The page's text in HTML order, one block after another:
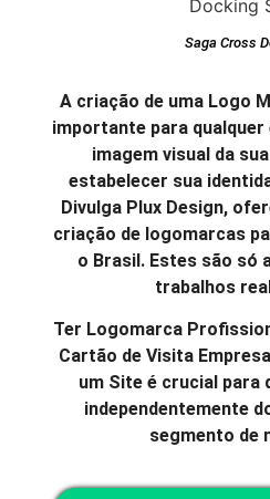
Saga Cross
A criação de uma Logo
importante para qualquer
imagem visual da
estabelecer sua
Divulga Plux Design,
criação de logomarcas
o Brasil. Estes são só
trabalhos
Ter Logomarca
Cartão de Visita
um Site é crucial para
independentemente
segmento de